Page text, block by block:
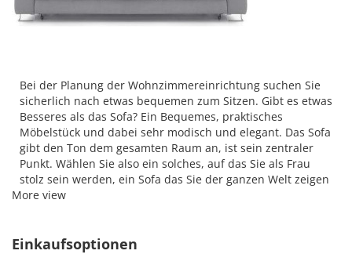
Bei der Planung der Wohnzimmereinrichtung suchen Sie
sicherlich nach etwas bequemen zum Sitzen. Gibt es etwas
Besseres als das Sofa? Ein Bequemes, praktisches
Möbelstück und dabei sehr modisch und elegant. Das Sofa
gibt den Ton dem gesamten Raum an, ist sein zentraler
Punkt. Wählen Sie also ein solches, auf das Sie als Frau
stolz sein werden, ein Sofa das Sie der ganzen Welt zeigen
werden wollen.
More view
Einkaufsoptionen